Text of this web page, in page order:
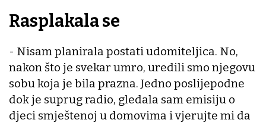
Rasplakala se
- Nisam planirala postati udomiteljica. No,
nakon što je svekar umro, uredili smo njegovu
sobu koja je bila prazna. Jedno poslijepodne
dok je suprug radio, gledala sam emisiju o
djeci smještenoj u domovima i vjerujte mi da